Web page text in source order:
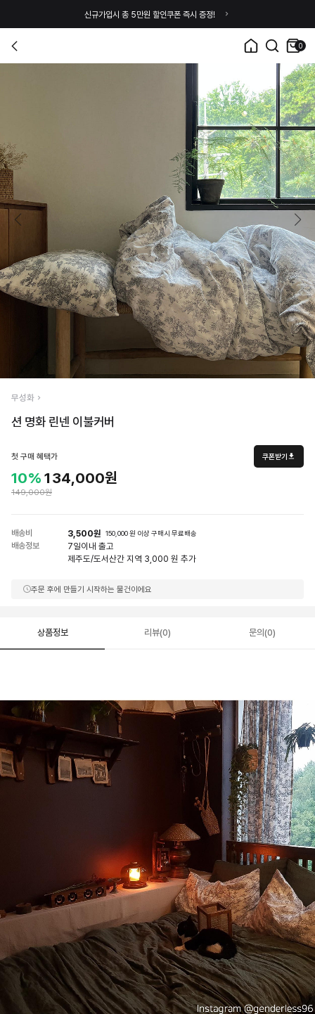
신규가입시 총 5만원 할인쿠폰 즉시 증정!
0
무성화
션 명화 린넨 이불커버
첫 구매 혜택가 쿠폰받기
10% 134,000원
149,000원
배송비 3,500원 150,000 원 이상 구매시 무료배송
배송정보 7일이내 출고
제주도/도서산간 지역 3,000 원 추가
주문 후에 만들기 시작하는 물건이에요
상품정보 리뷰(0) 문의(0)